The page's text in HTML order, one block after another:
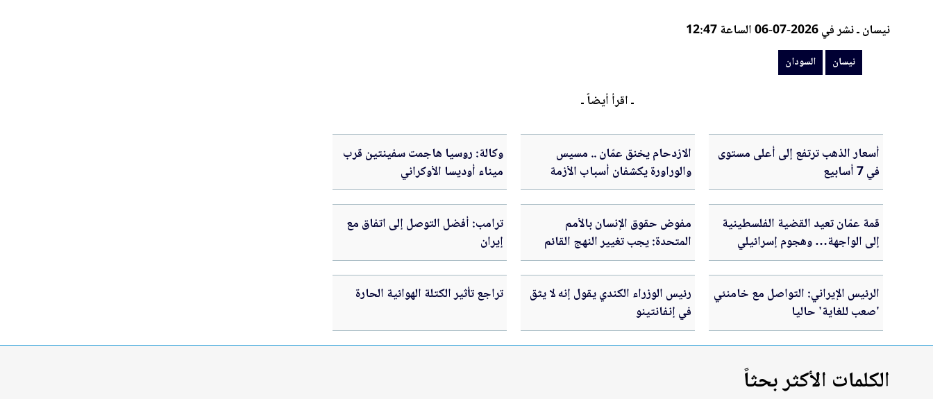
نيسان ـ نشر في 2026-07-06 الساعة 12:47
نيسان السودان
ـ اقرأ أيضاً ـ
أسعار الذهب ترتفع إلى أعلى مستوى
في 7 أسابيع
الازدحام يخنق عمّان .. مسيس
والوراورة يكشفان أسباب الأزمة
والحلول
وكالة: روسيا هاجمت سفينتين قرب
ميناء أوديسا الأوكراني
قمة عمّان تعيد القضية الفلسطينية
إلى الواجهة… وهجوم إسرائيلي
يكشف حجم الانزعاج
مفوض حقوق الإنسان بالأمم
المتحدة: يجب تغيير النهج القائم
والالتزام بالقانون الدولي لتحقيق
السلام
ترامب: أفضل التوصل إلى اتفاق مع
إيران
الرئيس الإيراني: التواصل مع خامنئي
'صعب للغاية' حاليا
رئيس الوزراء الكندي يقول إنه لا يثق
في إنفانتينو
تراجع تأثير الكتلة الهوائية الحارة
الكلمات الأكثر بحثاً